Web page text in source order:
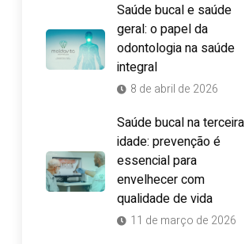
Saúde bucal e saúde
geral: o papel da
odontologia na saúde
integral
8 de abril de 2026
Saúde bucal na terceira
idade: prevenção é
essencial para
envelhecer com
qualidade de vida
11 de março de 2026